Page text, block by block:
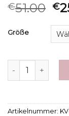
€51.00 €
Größe
Artikelnummer: